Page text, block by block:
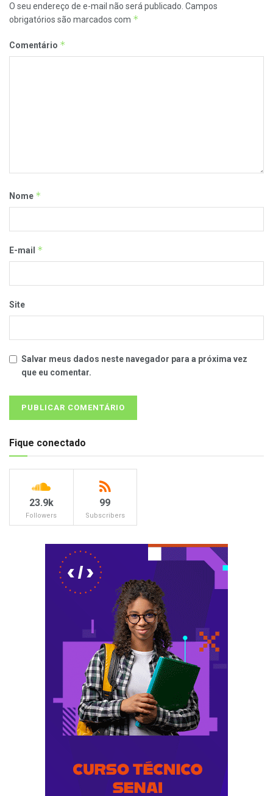
O seu endereço de e-mail não será publicado. Campos
obrigatórios são marcados com *
Comentário *
Nome *
E-mail *
Site
Salvar meus dados neste navegador para a próxima vez
que eu comentar.
Fique conectado
23.9k
Followers
99
Subscribers